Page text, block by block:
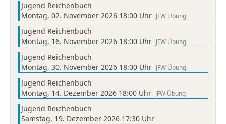
Jugend Reichenbuch
Montag, 02. November 2026 18:00 Uhr JFW Übung
Jugend Reichenbuch
Montag, 16. November 2026 18:00 Uhr JFW Übung
Jugend Reichenbuch
Montag, 30. November 2026 18:00 Uhr JFW Übung
Jugend Reichenbuch
Montag, 14. Dezember 2026 18:00 Uhr JFW Übung
Jugend Reichenbuch
Samstag, 19. Dezember 2026 17:30 Uhr